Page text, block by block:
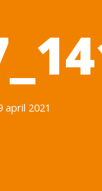
april 2021